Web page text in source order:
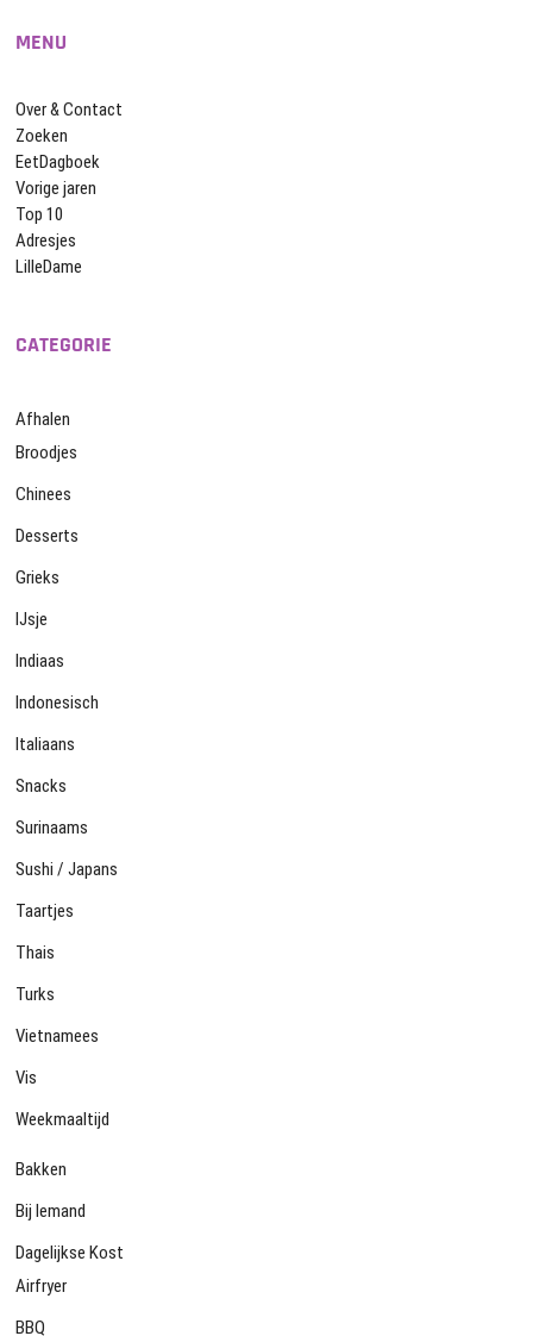
MENU
Over & Contact
Zoeken
EetDagboek
Vorige jaren
Top 10
Adresjes
LilleDame
CATEGORIE
Afhalen
Broodjes
Chinees
Desserts
Grieks
IJsje
Indiaas
Indonesisch
Italiaans
Snacks
Surinaams
Sushi / Japans
Taartjes
Thais
Turks
Vietnamees
Vis
Weekmaaltijd
Bakken
Bij Iemand
Dagelijkse Kost
Airfryer
BBQ